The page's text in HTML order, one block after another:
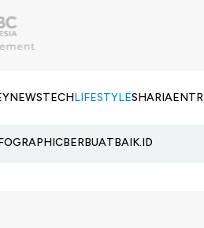
NEWSTECHLIFESTYLESHARIA
BERBUATBAIK.ID